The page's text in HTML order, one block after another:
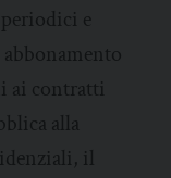
e
ai contratti
alla
il